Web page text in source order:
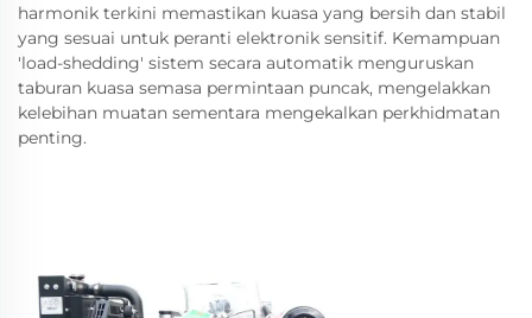
harmonik terkini memastikan kuasa yang bersih dan stabil
yang sesuai untuk peranti elektronik sensitif. Kemampuan
'load-shedding' sistem secara automatik menguruskan
taburan kuasa semasa permintaan puncak, mengelakkan
kelebihan muatan sementara mengekalkan perkhidmatan
penting.